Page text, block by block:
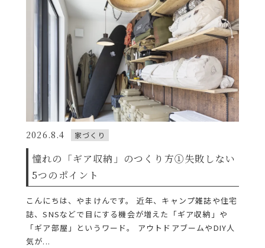
2026.8.4 家づくり
憧れの「ギア収納」のつくり方①失敗しない
5つのポイント
こんにちは、やまけんです。 近年、キャンプ雑誌や住宅
誌、SNSなどで目にする機会が増えた「ギア収納」や
「ギア部屋」というワード。 アウトドアブームやDIY人
気が...